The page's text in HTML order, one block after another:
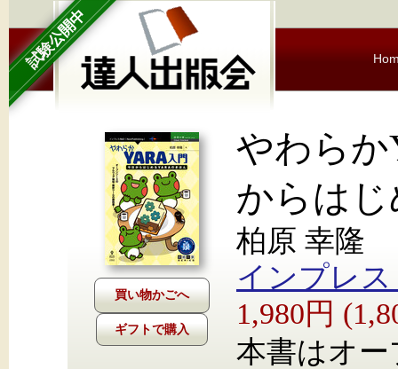
試験公開中
ギフトで購入
やわら
からは
柏原 幸隆
インプレス
1,980円
本書はオ